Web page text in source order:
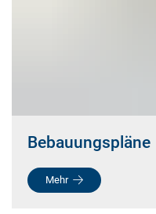
Bebauungspläne
Mehr